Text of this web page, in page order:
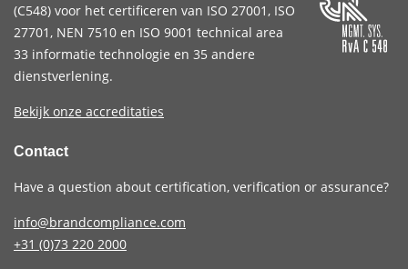
(C548) voor het certificeren van ISO 27001, ISO
27701, NEN 7510 en ISO 9001 technical area
33 informatie technologie en 35 andere
dienstverlening.
Bekijk onze accreditaties
Contact
Have a question about certification, verification or assurance?
info@brandcompliance.com
+31 (0)73 220 2000